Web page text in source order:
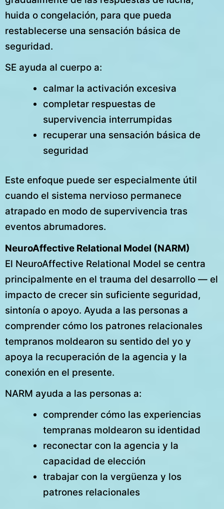
huida o congelación, para que pueda
restablecerse una sensación básica de
seguridad.
SE ayuda al cuerpo a:
calmar la activación excesiva
completar respuestas de
supervivencia interrumpidas
recuperar una sensación básica de
seguridad
Este enfoque puede ser especialmente útil
cuando el sistema nervioso permanece
atrapado en modo de supervivencia tras
eventos abrumadores.
NeuroAffective Relational Model (NARM)
El NeuroAffective Relational Model se centra
principalmente en el trauma del desarrollo — el
impacto de crecer sin suficiente seguridad,
sintonía o apoyo. Ayuda a las personas a
comprender cómo los patrones relacionales
tempranos moldearon su sentido del yo y
apoya la recuperación de la agencia y la
conexión en el presente.
NARM ayuda a las personas a:
comprender cómo las experiencias
tempranas moldearon su identidad
reconectar con la agencia y la
capacidad de elección
trabajar con la vergüenza y los
patrones relacionales